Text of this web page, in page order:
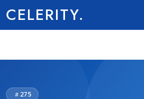
CELERITY.
275